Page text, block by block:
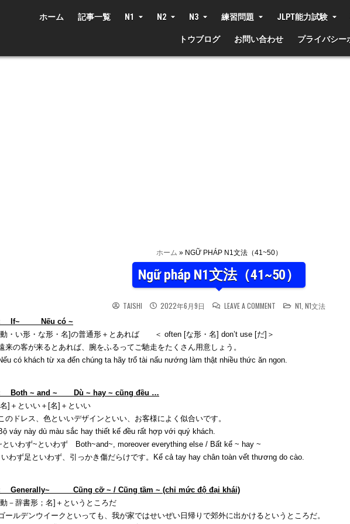
ホーム 記事一覧 N1 N2 N3 練習問題 JLPT能力試験
トウブログ お問い合わせ プライバシー
ホーム » NGỮ PHÁP N1文法（41~50）
Ngữ pháp N1文法（41~50）
TAISHI 2022年6月9日 LEAVE A COMMENT ON NGỮ PHÁP N1文法（
POSTED IN
N1 N1文法
： If~ Nếu có ~
・い形・な形・名]の普通形＋とあれば ＜ often [な形・名] don’t use [だ]＞
の客が来るとあれば、腕をふるってご馳走をたくさん用意しょう。
từ xa đến chúng ta hãy trổ tài nấu nướng làm thật nhiều thức ăn ngon.
Both ~ and ~ Dù ~ hay ~ cũng đều …
]＋といい＋[名]＋といい
ドレス、色といいデザインといい、お客様によく似合いです。
dù màu sắc hay thiết kế đều rất hợp với quý khách.
いわず~といわず Both~and~, moreover everything else / Bất kể ~ hay ~
ず足といわず、引っかき傷だらけです。Kể cả tay hay chân toàn vết thương do cào.
Generally~ Cũng cỡ ~ / Cũng tầm ~ (chỉ mức độ đại khái)
－辞書形；名]＋というところだ
ルデンウイークといっても、我が家ではせいぜい日帰りで郊外に出かけるというところだ。